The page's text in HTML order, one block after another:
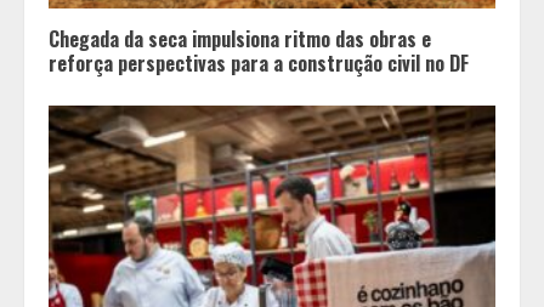
Chegada da seca impulsiona ritmo das obras e
reforça perspectivas para a construção civil no DF